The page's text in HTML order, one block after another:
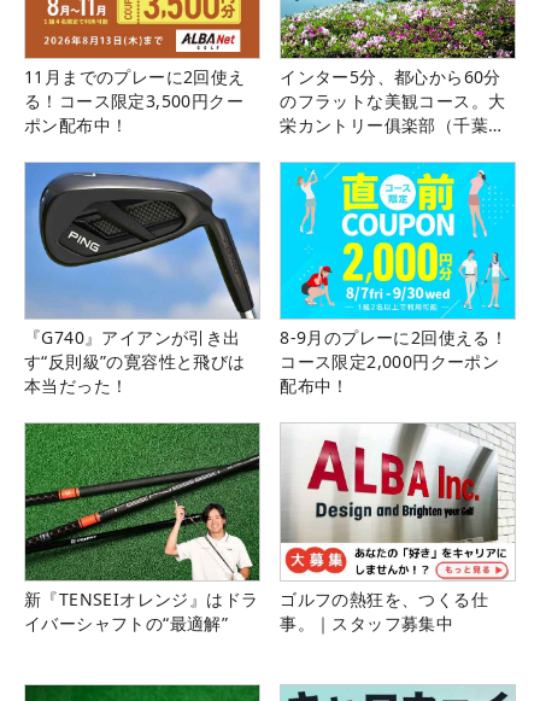
11月までのプレーに2回使え
る！コース限定3,500円クー
ポン配布中！
インター5分、都心から60分
のフラットな美観コース。大
栄カントリー俱楽部（千葉
『G740』アイアンが引き出
す“反則級”の寛容性と飛びは
本当だった！
8-9月のプレーに2回使える！
コース限定2,000円クーポン
配布中！
新『TENSEIオレンジ』はドラ
イバーシャフトの“最適解”
ゴルフの熱狂を、つくる仕
事。｜スタッフ募集中